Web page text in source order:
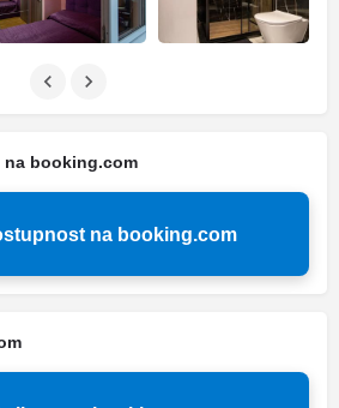
na booking.com
na booking.com